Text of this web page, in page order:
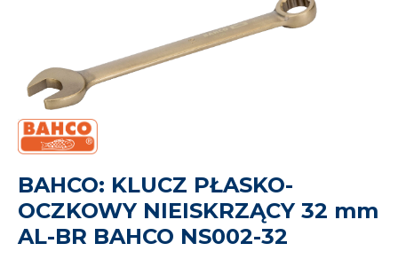
BAHCO: KLUCZ PŁASKO-
OCZKOWY NIEISKRZĄCY 32 mm
AL-BR BAHCO NS002-32